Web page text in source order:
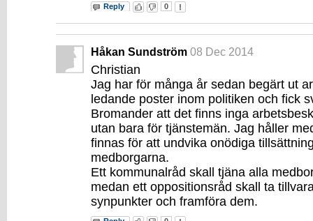
Reply 0
Håkan Sundström 08 Dec 2014
Christian
Jag har för många år sedan begärt ut
ledande poster inom politiken och fick
Bromander att det finns inga
utan bara för tjänstemän. Jag håller
finnas för att undvika onödiga
medborgarna.
Ett kommunalråd skall tjäna alla
medan ett oppositionsråd skall ta
synpunkter och framföra dem.